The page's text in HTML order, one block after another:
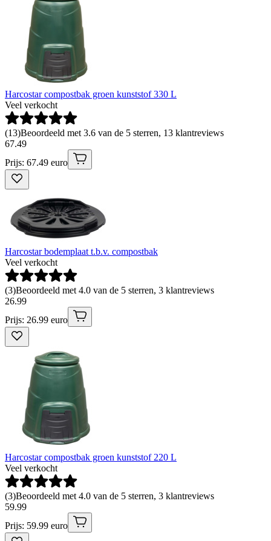
Harcostar compostbak groen kunststof 330 L
Veel verkocht
(13)Beoordeeld met 3.6 van de 5 sterren, 13 klantreviews
67.49
Prijs: 67.49 euro
Harcostar bodemplaat t.b.v. compostbak
Veel verkocht
(3)Beoordeeld met 4.0 van de 5 sterren, 3 klantreviews
26.99
Prijs: 26.99 euro
Harcostar compostbak groen kunststof 220 L
Veel verkocht
(3)Beoordeeld met 4.0 van de 5 sterren, 3 klantreviews
59.99
Prijs: 59.99 euro